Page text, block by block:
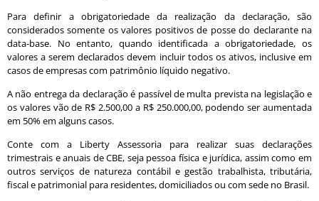
Para definir a obrigatoriedade da realização da declaração, são
considerados somente os valores positivos de posse do declarante na
data-base. No entanto, quando identificada a obrigatoriedade, os
valores a serem declarados devem incluir todos os ativos, inclusive em
casos de empresas com patrimônio líquido negativo.
A não entrega da declaração é passível de multa prevista na legislação e
os valores vão de R$ 2.500,00 a R$ 250.000,00, podendo ser aumentada
em 50% em alguns casos.
Conte com a Liberty Assessoria para realizar suas declarações
trimestrais e anuais de CBE, seja pessoa física e jurídica, assim como em
outros serviços de natureza contábil e gestão trabalhista, tributária,
fiscal e patrimonial para residentes, domiciliados ou com sede no Brasil.